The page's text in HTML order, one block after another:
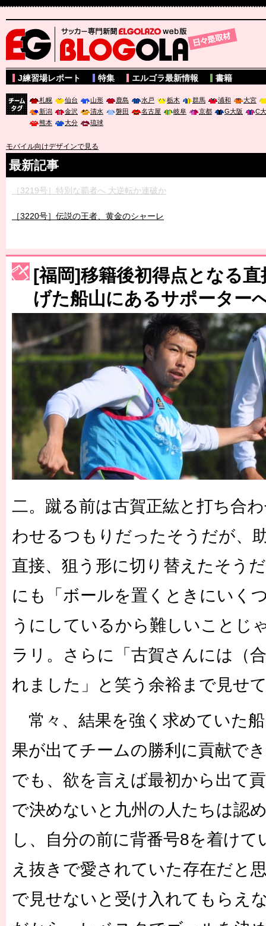
サッカー専門新聞ELGOLAZO web版 BLOGOLA
J練習場レポート 特集 エルゴラ最新情報 書籍
札幌 仙台 山形 鹿島 水戸 栃木 群馬 浦和
大宮
新潟
金沢 清水 磐田 名古屋 岐阜 京都 G大阪
C
熊本
大分 琉球
モバイル向けデザインで見る
最新記事
［3219号］特別な覇者へ 大逆転か連破か
［3220号］伝説の王者、黄金のシャーレ
［3230号］世界一への夢は終わらない
［3223号］一丸。日本出陣
［3222号］史上最大のW杯開幕 注目は「個」
長谷川 アーリアジャスールさんがシンポジウム「気候変動から命
[福岡]移籍後初得点となる
げた船山にあるサポーター
二。蹴る前は古賀正紘と打ち合
わせるつもりだったそうだが、
直接、狙う形に切り替えたそう
にも「ボールを置くときにいく
うにしているから難しいことじ
ラリ。さらに「古賀さんには（
れました」と笑う余裕まで見せ
常々、結果を強く求めていた
果が出てチームの勝利に貢献で
でも、欲を言えば最初から出て
で決めないと九州の人たちは認
し、自分の前に背番号8を着け
え抜きで愛されていた存在だと
で見せないと受け入れてもらえ